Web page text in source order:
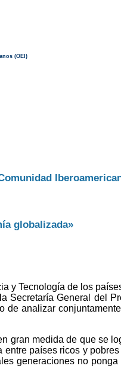
(OEI)
globalizada»
y Tecnología de los
General del
analizar
gran medida de que se
países ricos y
generaciones no